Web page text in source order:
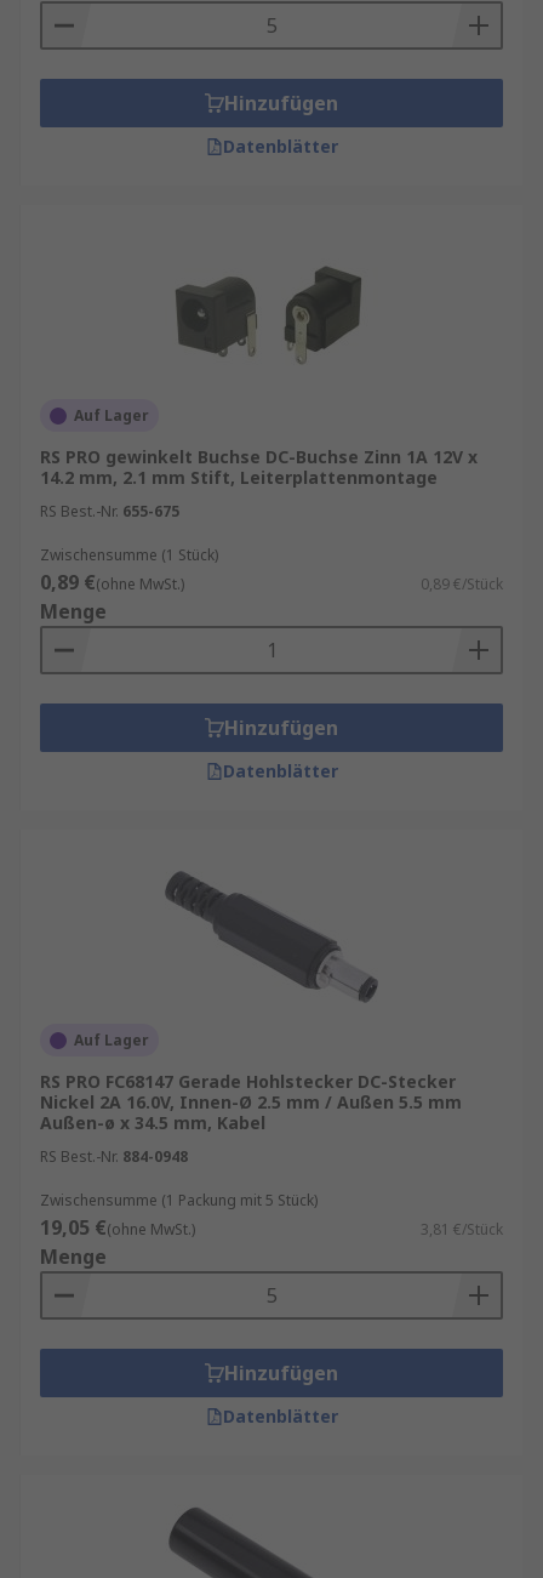
Hinzufügen
Datenblätter
Auf Lager
RS PRO gewinkelt Buchse DC-Buchse Zinn 1A 12V x
14.2 mm, 2.1 mm Stift, Leiterplattenmontage
RS Best.-Nr. 655-675
Zwischensumme (1 Stück)
0,89 €(ohne MwSt.) 0,89 €/Stück
Menge
Hinzufügen
Datenblätter
Auf Lager
RS PRO FC68147 Gerade Hohlstecker DC-Stecker
Nickel 2A 16.0V, Innen-Ø 2.5 mm / Außen 5.5 mm
Außen-ø x 34.5 mm, Kabel
RS Best.-Nr. 884-0948
Zwischensumme (1 Packung mit 5 Stück)
19,05 €(ohne MwSt.) 3,81 €/Stück
Menge
Hinzufügen
Datenblätter